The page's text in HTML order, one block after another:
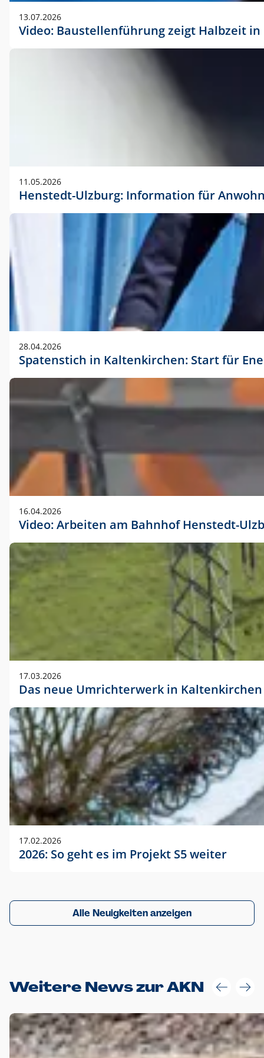
13.07.2026
Video: Baustellenführung zeigt Halbzeit
11.05.2026
Henstedt-Ulzburg: Information für
28.04.2026
Spatenstich in Kaltenkirchen: Start für
16.04.2026
Video: Arbeiten am Bahnhof Henstedt-
17.03.2026
Das neue Umrichterwerk in Kaltenkirchen
17.02.2026
2026: So geht es im Projekt S5 weiter
Alle Neuigkeiten anzeigen
Weitere News zur AKN